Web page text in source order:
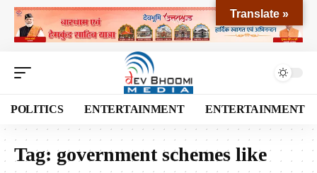
POLITICS ENTERTAINMENT ENTERTAINMENT
Tag: government schemes like
Translate »